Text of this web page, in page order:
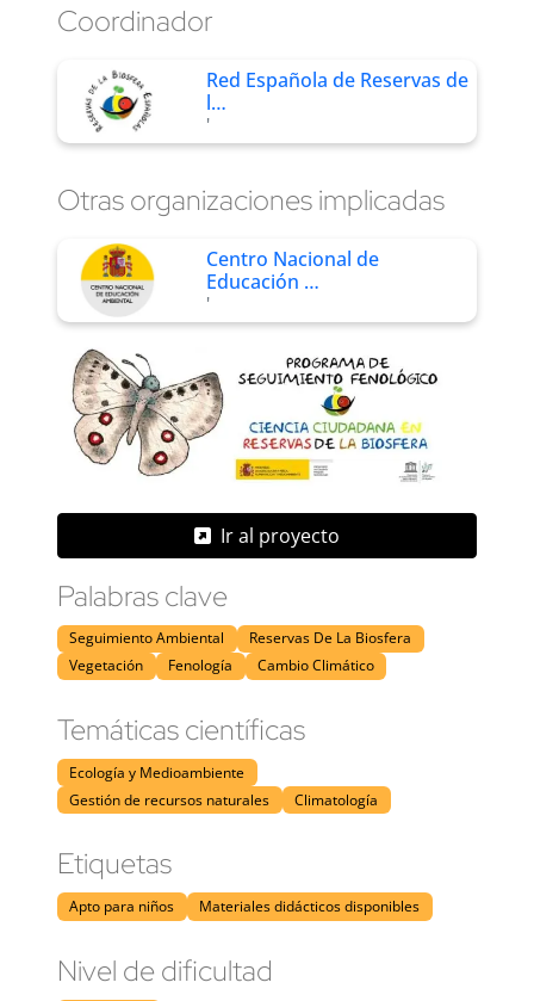
Coordinador
Red Española de Reservas de
l…
'
Otras organizaciones implicadas
Centro Nacional de
Educación …
'
Ir al proyecto
Palabras clave
Seguimiento Ambiental
Reservas De La Biosfera
Vegetación
Fenología Cambio Climático
Temáticas científicas
Ecología y Medioambiente
Gestión de recursos naturales
Climatología
Etiquetas
Apto para niños Materiales didácticos disponibles
Nivel de dificultad